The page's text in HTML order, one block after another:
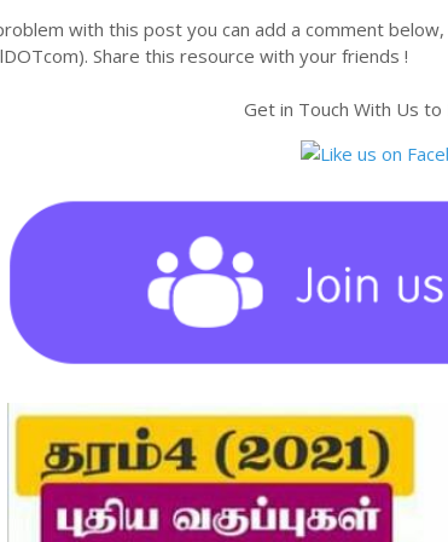
with this post you can add a comment
Share this resource with your friends !
Get in Touch With Us